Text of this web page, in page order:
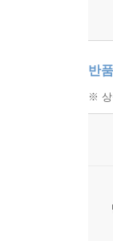
반
※ 상